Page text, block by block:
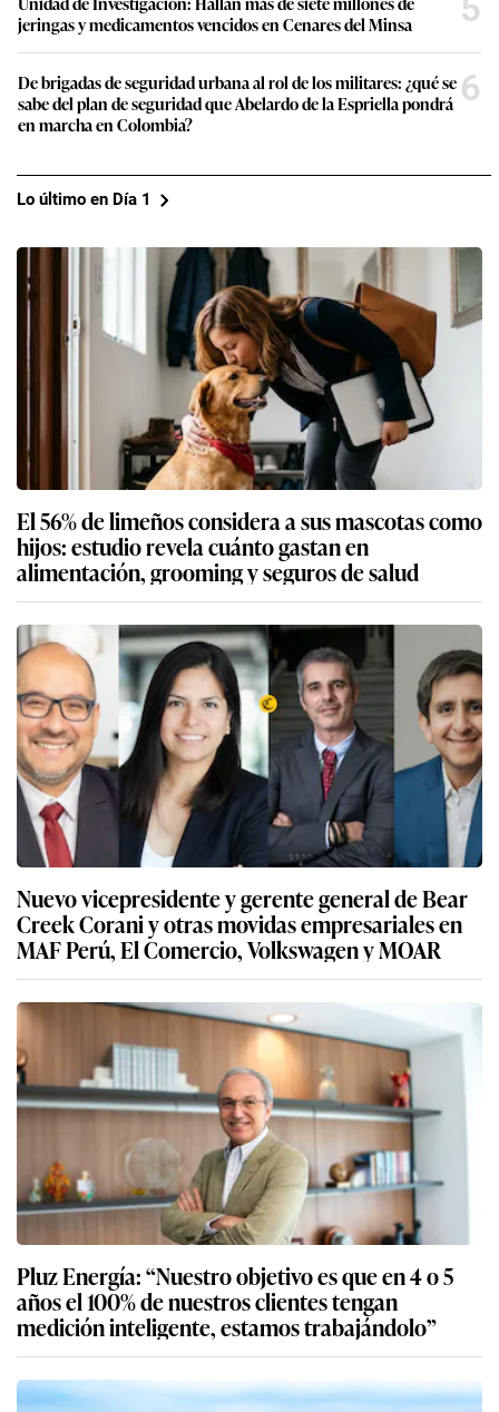
jeringas y medicamentos vencidos en Cenares del Minsa
De brigadas de seguridad urbana al rol de los militares: ¿qué se
sabe del plan de seguridad que Abelardo de la Espriella pondrá
en marcha en Colombia?
6
Lo último en Día 1
El 56% de limeños considera a sus mascotas como
hijos: estudio revela cuánto gastan en
alimentación, grooming y seguros de salud
Nuevo vicepresidente y gerente general de Bear
Creek Corani y otras movidas empresariales en
MAF Perú, El Comercio, Volkswagen y MOAR
Pluz Energía: “Nuestro objetivo es que en 4 o 5
años el 100% de nuestros clientes tengan
medición inteligente, estamos trabajándolo”